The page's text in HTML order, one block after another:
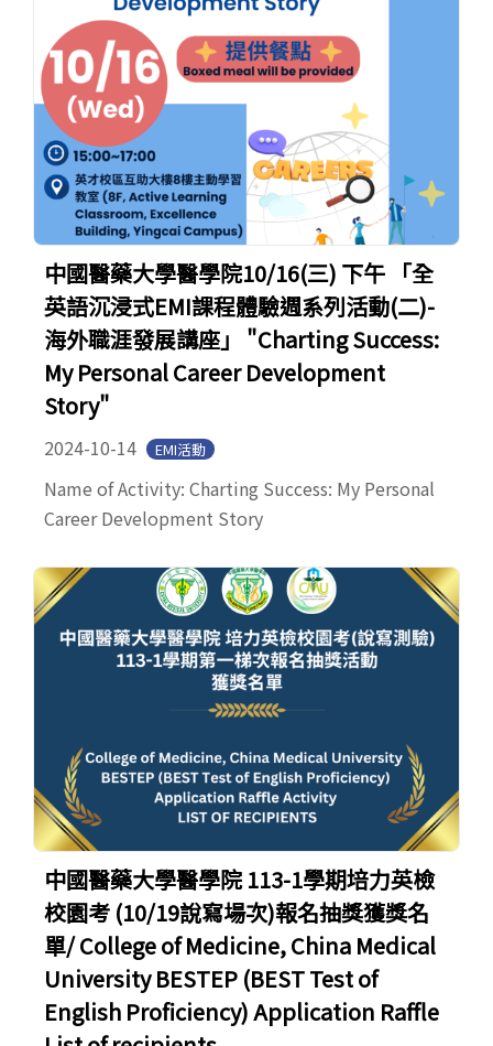
中國醫藥大學醫學院10/16(三) 下午 「全
英語沉浸式EMI課程體驗週系列活動(二)-
海外職涯發展講座」 "Charting Success:
My Personal Career Development
Story"
2024-10-14 EMI活動
Name of Activity: Charting Success: My Personal
Career Development Story
中國醫藥大學醫學院 113-1學期培力英檢
校園考 (10/19說寫場次)報名抽獎獲獎名
單/ College of Medicine, China Medical
University BESTEP (BEST Test of
English Proficiency) Application Raffle